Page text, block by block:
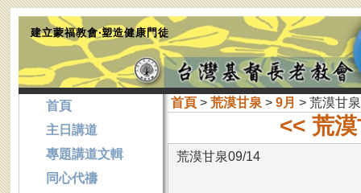
建立蒙福教會‧塑造健康門徒
首頁> 荒漠甘泉 > 9月 > 荒漠甘
<< 荒
荒漠甘泉09/14
首頁
主日講道
專題講道文輯
同心代禱